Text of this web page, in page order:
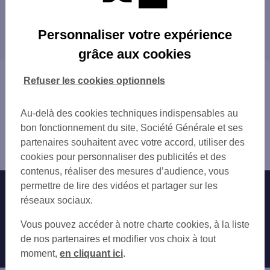
GONESSE CENTRE
AULNAY S BOIS CENTRE
TREMBLAY VERT GALANT
MITRY LE NEUF
PAVILLONS S-S BOIS
GOUSSAINVILLE
LE BOURGET
ARNOUVILLE
VILLEPARISIS
BOBIGNY ROSTAND
LOUVRES
DRANCY
LE RAINCY CENTRE
proximité
AULNAY-SOUS-BOIS
GONESSE
LE BLANC-MESNIL
LIVRY-GARGAN
ARNOUVILLE
LE BOURGET
GOUSSAINVILLE
DUGNY
DRANCY
CLICHY-SOUS-BOIS
LES PAVILLONS-SOUS-BOIS
BONDY
MITRY-MORY
Vous êtes ici : Accueil
Villepinte
Agence VILLEPINTE PARIS ND 2
Nos engagements Nous contacter
Autres sites SG
Professionnels
Entreprises
Personnaliser votre expérience
grâce aux cookies
Au-delà des cookies techniques indispensables au
bon fonctionnement du site, Société Générale et ses
partenaires souhaitent avec votre accord, utiliser des
cookies pour personnaliser des publicités et des
contenus, réaliser des mesures d’audience, vous
permettre de lire des vidéos et partager sur les
réseaux sociaux.
Vous pouvez accéder à notre charte cookies, à la liste
de nos partenaires et modifier vos choix à tout
moment, en cliquant ici.
Refuser les cookies optionnels